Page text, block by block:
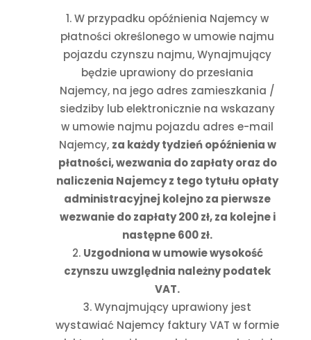
W przypadku opóźnienia Najemcy w
płatności określonego w umowie najmu
pojazdu czynszu najmu, Wynajmujący
będzie uprawiony do przesłania
Najemcy, na jego adres zamieszkania /
siedziby lub elektronicznie na wskazany
w umowie najmu pojazdu adres e-mail
Najemcy, za każdy tydzień opóźnienia w
płatności, wezwania do zapłaty oraz do
naliczenia Najemcy z tego tytułu opłaty
administracyjnej kolejno za pierwsze
wezwanie do zapłaty 200 zł, za kolejne i
następne 600 zł.
Uzgodniona w umowie wysokość
czynszu uwzględnia należny podatek
VAT.
Wynajmujący uprawiony jest
wystawiać Najemcy faktury VAT w formie